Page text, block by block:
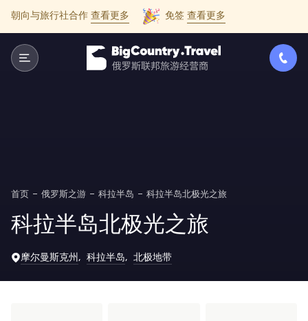
朝向与旅行社合作 查看更多 免签 查看更多
首页 俄罗斯之游 科拉半岛 科拉半岛北极光之旅
科拉半岛北极光之旅
摩尔曼斯克州 科拉半岛 北极地带